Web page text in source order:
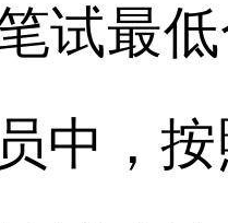
最低
中，